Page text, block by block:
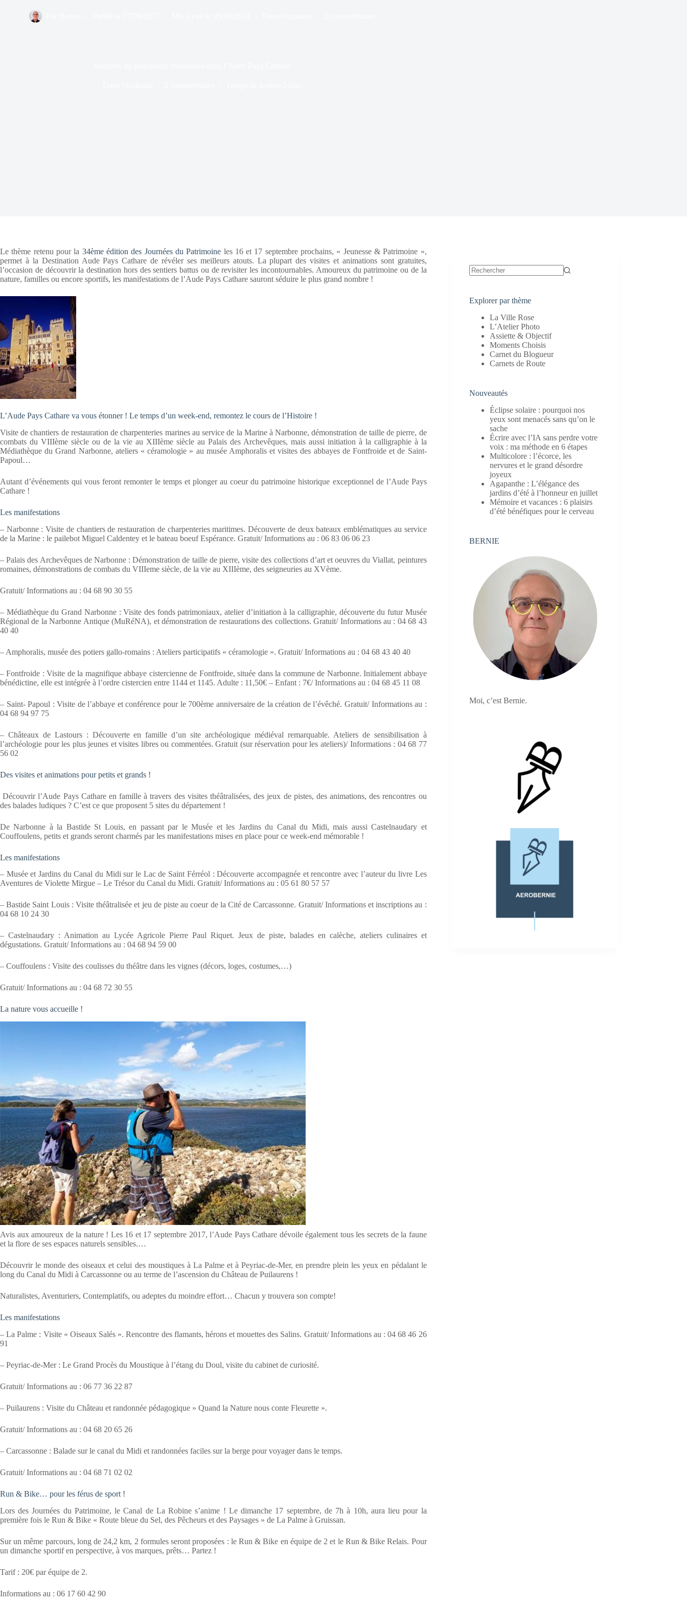
Le thème retenu pour la 34ème édition des Journées du Patrimoine les 16 et 17 septembre prochains, « Jeunesse & Patrimoine »,
permet à la Destination Aude Pays Cathare de révéler ses meilleurs atouts. La plupart des visites et animations sont gratuites,
l’occasion de découvrir la destination hors des sentiers battus ou de revisiter les incontournables. Amoureux du patrimoine ou de la
nature, familles ou encore sportifs, les manifestations de l’Aude Pays Cathare sauront séduire le plus grand nombre !
L’Aude Pays Cathare va vous étonner ! Le temps d’un week-end, remontez le cours de l’Histoire !
Visite de chantiers de restauration de charpenteries marines au service de la Marine à Narbonne, démonstration de taille de pierre, de
combats du VIIIème siècle ou de la vie au XIIIème siècle au Palais des Archevêques, mais aussi initiation à la calligraphie à la
Médiathèque du Grand Narbonne, ateliers « céramologie » au musée Amphoralis et visites des abbayes de Fontfroide et de Saint-
Papoul…
Autant d’événements qui vous feront remonter le temps et plonger au coeur du patrimoine historique exceptionnel de l’Aude Pays
Cathare !
Les manifestations
– Narbonne : Visite de chantiers de restauration de charpenteries maritimes. Découverte de deux bateaux emblématiques au service
de la Marine : le pailebot Miguel Caldentey et le bateau boeuf Espérance. Gratuit/ Informations au : 06 83 06 06 23
– Palais des Archevêques de Narbonne : Démonstration de taille de pierre, visite des collections d’art et oeuvres du Viallat, peintures
romaines, démonstrations de combats du VIIIeme siècle, de la vie au XIIIème, des seigneuries au XVème.
Gratuit/ Informations au : 04 68 90 30 55
– Médiathèque du Grand Narbonne : Visite des fonds patrimoniaux, atelier d’initiation à la calligraphie, découverte du futur Musée
Régional de la Narbonne Antique (MuRéNA), et démonstration de restaurations des collections. Gratuit/ Informations au : 04 68 43
40 40
– Amphoralis, musée des potiers gallo-romains : Ateliers participatifs « céramologie ». Gratuit/ Informations au : 04 68 43 40 40
– Fontfroide : Visite de la magnifique abbaye cistercienne de Fontfroide, située dans la commune de Narbonne. Initialement abbaye
bénédictine, elle est intégrée à l’ordre cistercien entre 1144 et 1145. Adulte : 11,50€ – Enfant : 7€/ Informations au : 04 68 45 11 08
– Saint- Papoul : Visite de l’abbaye et conférence pour le 700ème anniversaire de la création de l’évêché. Gratuit/ Informations au :
04 68 94 97 75
– Châteaux de Lastours : Découverte en famille d’un site archéologique médiéval remarquable. Ateliers de sensibilisation à
l’archéologie pour les plus jeunes et visites libres ou commentées. Gratuit (sur réservation pour les ateliers)/ Informations : 04 68 77
56 02
Des visites et animations pour petits et grands !
Découvrir l’Aude Pays Cathare en famille à travers des visites théâtralisées, des jeux de pistes, des animations, des rencontres ou
des balades ludiques ? C’est ce que proposent 5 sites du département !
De Narbonne à la Bastide St Louis, en passant par le Musée et les Jardins du Canal du Midi, mais aussi Castelnaudary et
Couffoulens, petits et grands seront charmés par les manifestations mises en place pour ce week-end mémorable !
Les manifestations
– Musée et Jardins du Canal du Midi sur le Lac de Saint Férréol : Découverte accompagnée et rencontre avec l’auteur du livre Les
Aventures de Violette Mirgue – Le Trésor du Canal du Midi. Gratuit/ Informations au : 05 61 80 57 57
– Bastide Saint Louis : Visite théâtralisée et jeu de piste au coeur de la Cité de Carcassonne. Gratuit/ Informations et inscriptions au :
04 68 10 24 30
– Castelnaudary : Animation au Lycée Agricole Pierre Paul Riquet. Jeux de piste, balades en calèche, ateliers culinaires et
dégustations. Gratuit/ Informations au : 04 68 94 59 00
– Couffoulens : Visite des coulisses du théâtre dans les vignes (décors, loges, costumes,…)
Gratuit/ Informations au : 04 68 72 30 55
La nature vous accueille !
Avis aux amoureux de la nature ! Les 16 et 17 septembre 2017, l’Aude Pays Cathare dévoile également tous les secrets de la faune
et la flore de ses espaces naturels sensibles.…
Découvrir le monde des oiseaux et celui des moustiques à La Palme et à Peyriac-de-Mer, en prendre plein les yeux en pédalant le
long du Canal du Midi à Carcassonne ou au terme de l’ascension du Château de Puilaurens !
Naturalistes, Aventuriers, Contemplatifs, ou adeptes du moindre effort… Chacun y trouvera son compte!
Les manifestations
– La Palme : Visite « Oiseaux Salés ». Rencontre des flamants, hérons et mouettes des Salins. Gratuit/ Informations au : 04 68 46 26
91
– Peyriac-de-Mer : Le Grand Procès du Moustique à l’étang du Doul, visite du cabinet de curiosité.
Gratuit/ Informations au : 06 77 36 22 87
– Puilaurens : Visite du Château et randonnée pédagogique » Quand la Nature nous conte Fleurette ».
Gratuit/ Informations au : 04 68 20 65 26
– Carcassonne : Balade sur le canal du Midi et randonnées faciles sur la berge pour voyager dans le temps.
Gratuit/ Informations au : 04 68 71 02 02
Run & Bike… pour les férus de sport !
Lors des Journées du Patrimoine, le Canal de La Robine s’anime ! Le dimanche 17 septembre, de 7h à 10h, aura lieu pour la
première fois le Run & Bike « Route bleue du Sel, des Pêcheurs et des Paysages » de La Palme à Gruissan.
Sur un même parcours, long de 24,2 km, 2 formules seront proposées : le Run & Bike en équipe de 2 et le Run & Bike Relais. Pour
un dimanche sportif en perspective, à vos marques, prêts… Partez !
Tarif : 20€ par équipe de 2.
Informations au : 06 17 60 42 90
Explorer par thème
La Ville Rose
L’Atelier Photo
Assiette & Objectif
Moments Choisis
Carnet du Blogueur
Carnets de Route
Nouveautés
Éclipse solaire : pourquoi nos
yeux sont menacés sans qu’on le
sache
Écrire avec l’IA sans perdre votre
voix : ma méthode en 6 étapes
Multicolore : l’écorce, les
nervures et le grand désordre
joyeux
Agapanthe : L’élégance des
jardins d’été à l’honneur en juillet
Mémoire et vacances : 6 plaisirs
d’été bénéfiques pour le cerveau
BERNIE
Moi, c’est Bernie.